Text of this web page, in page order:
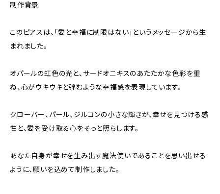
制作背景
このピアスは、「愛と幸福に制限はない」というメッセージから生
まれました。
オパールの虹色の光と、サードオニキスのあたたかな色彩を重
ね、心がウキウキと弾むような幸福感を表現しています。
クローバー、パール、ジルコンの小さな輝きが、幸せを見つける感
性と、愛を受け取る心をそっと照らします。
あなた自身が幸せを生み出す魔法使いであることを思い出せる
ように、願いを込めて制作しました。